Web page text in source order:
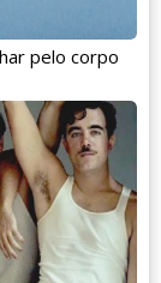
pelo corpo